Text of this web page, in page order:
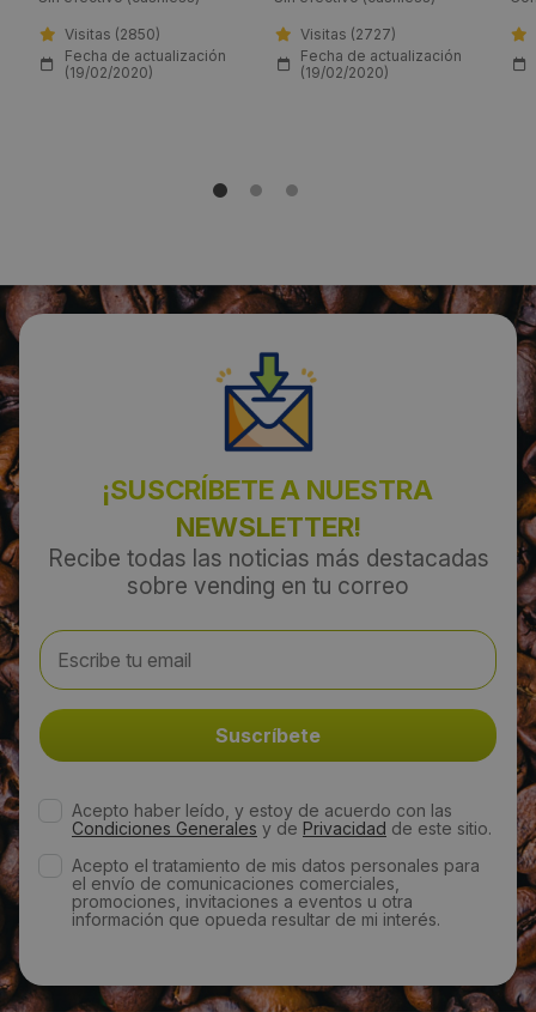
Visitas (2850)
Fecha de actualización
(19/02/2020)
Visitas (2727)
Fecha de actualización
(19/02/2020)
¡SUSCRÍBETE A NUESTRA
NEWSLETTER!
Recibe todas las noticias más destacadas
sobre vending en tu correo
Acepto haber leído, y estoy de acuerdo con las
Condiciones Generales y de Privacidad de este sitio.
Acepto el tratamiento de mis datos personales para
el envío de comunicaciones comerciales,
promociones, invitaciones a eventos u otra
información que opueda resultar de mi interés.